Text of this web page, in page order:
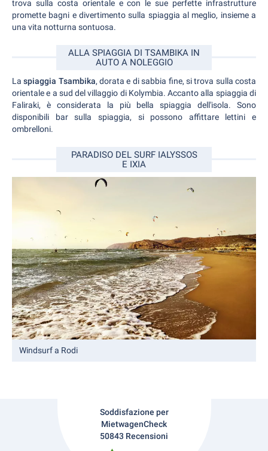
trova sulla costa orientale e con le sue perfette infrastrutture
promette bagni e divertimento sulla spiaggia al meglio, insieme a
una vita notturna sontuosa.
ALLA SPIAGGIA DI TSAMBIKA IN
AUTO A NOLEGGIO
Laspiaggia Tsambika, dorata e di sabbia fine, si trova sulla costa
orientale e a sud del villaggio di Kolymbia. Accanto alla spiaggia di
Faliraki, è considerata la più bella spiaggia dell'isola. Sono
disponibili bar sulla spiaggia, si possono affittare lettini e
ombrelloni.
PARADISO DEL SURF IALYSSOS
E IXIA
Windsurf a Rodi
Soddisfazione per
MietwagenCheck
50843 Recensioni